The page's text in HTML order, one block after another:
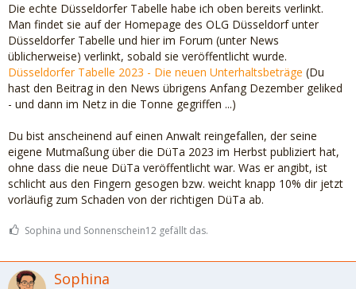
Die echte Düsseldorfer Tabelle habe ich oben bereits verlinkt.
Man findet sie auf der Homepage des OLG Düsseldorf unter
Düsseldorfer Tabelle und hier im Forum (unter News
üblicherweise) verlinkt, sobald sie veröffentlicht wurde.
Düsseldorfer Tabelle 2023 - Die neuen Unterhaltsbeträge (Du
hast den Beitrag in den News übrigens Anfang Dezember geliked
- und dann im Netz in die Tonne gegriffen ...)
Du bist anscheinend auf einen Anwalt reingefallen, der seine
eigene Mutmaßung über die DüTa 2023 im Herbst publiziert hat,
ohne dass die neue DüTa veröffentlicht war. Was er angibt, ist
schlicht aus den Fingern gesogen bzw. weicht knapp 10% dir jetzt
vorläufig zum Schaden von der richtigen DüTa ab.
Sophina und Sonnenschein12 gefällt das.
Sophina